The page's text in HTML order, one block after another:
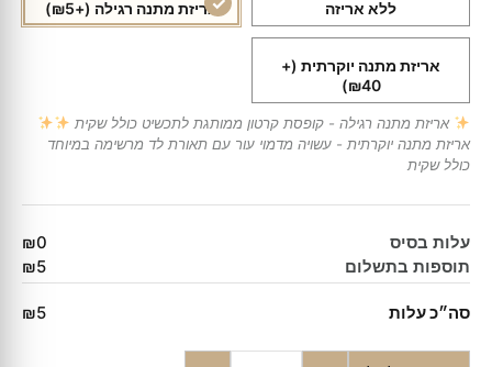
ללא אריזה אריזת מתנה רגילה (+₪5)
אריזת מתנה יוקרתית (+
₪40)
אריזת מתנה רגילה - קופסת קרטון ממותגת לתכשיט כולל שקית
אריזת מתנה יוקרתית - עשויה מדמוי עור עם תאורת לד מרשימה במיוחד
כולל שקית
עלות בסיס
₪0
תוספות בתשלום
₪5
סה״כ עלות ₪5